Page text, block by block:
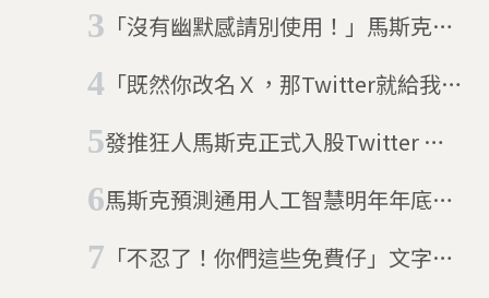
轉機」
「沒有幽默感請別使用！」馬斯克推
「既然你改名Ｘ，那Twitter就給我
馬斯克：藍鳥還活著！
發推狂人馬斯克正式入股Twitter 新
馬斯克預測通用人工智慧明年年底將
呢！
「不忍了！你們這些免費仔」文字工